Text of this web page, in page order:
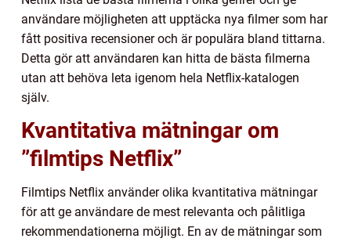
användare möjligheten att upptäcka nya filmer som har
fått positiva recensioner och är populära bland tittarna.
Detta gör att användaren kan hitta de bästa filmerna
utan att behöva leta igenom hela Netflix-katalogen
själv.
Kvantitativa mätningar om
”filmtips Netflix”
Filmtips Netflix använder olika kvantitativa mätningar
för att ge användare de mest relevanta och pålitliga
rekommendationerna möjligt. En av de mätningar som